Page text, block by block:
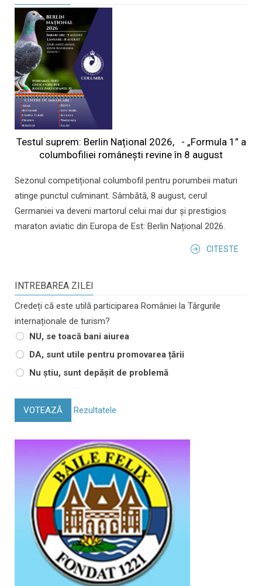
Testul suprem: Berlin Național 2026, - „Formula 1” a
columbofiliei româneşti revine în 8 august
Sezonul competițional columbofil pentru porumbeii maturi
atinge punctul culminant. Sâmbătă, 8 august, cerul
Germaniei va deveni martorul celui mai dur și prestigios
maraton aviatic din Europa de Est: Berlin Național 2026.
CITESTE
INTREBAREA ZILEI
Credeți că este utilă participarea României la Târgurile
internaționale de turism?
NU, se toacă bani aiurea
DA, sunt utile pentru promovarea țării
Nu știu, sunt depășit de problemă
VOTEAZĂ Rezultatele